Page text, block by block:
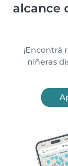
alcance
¡Encontrá
niñeras